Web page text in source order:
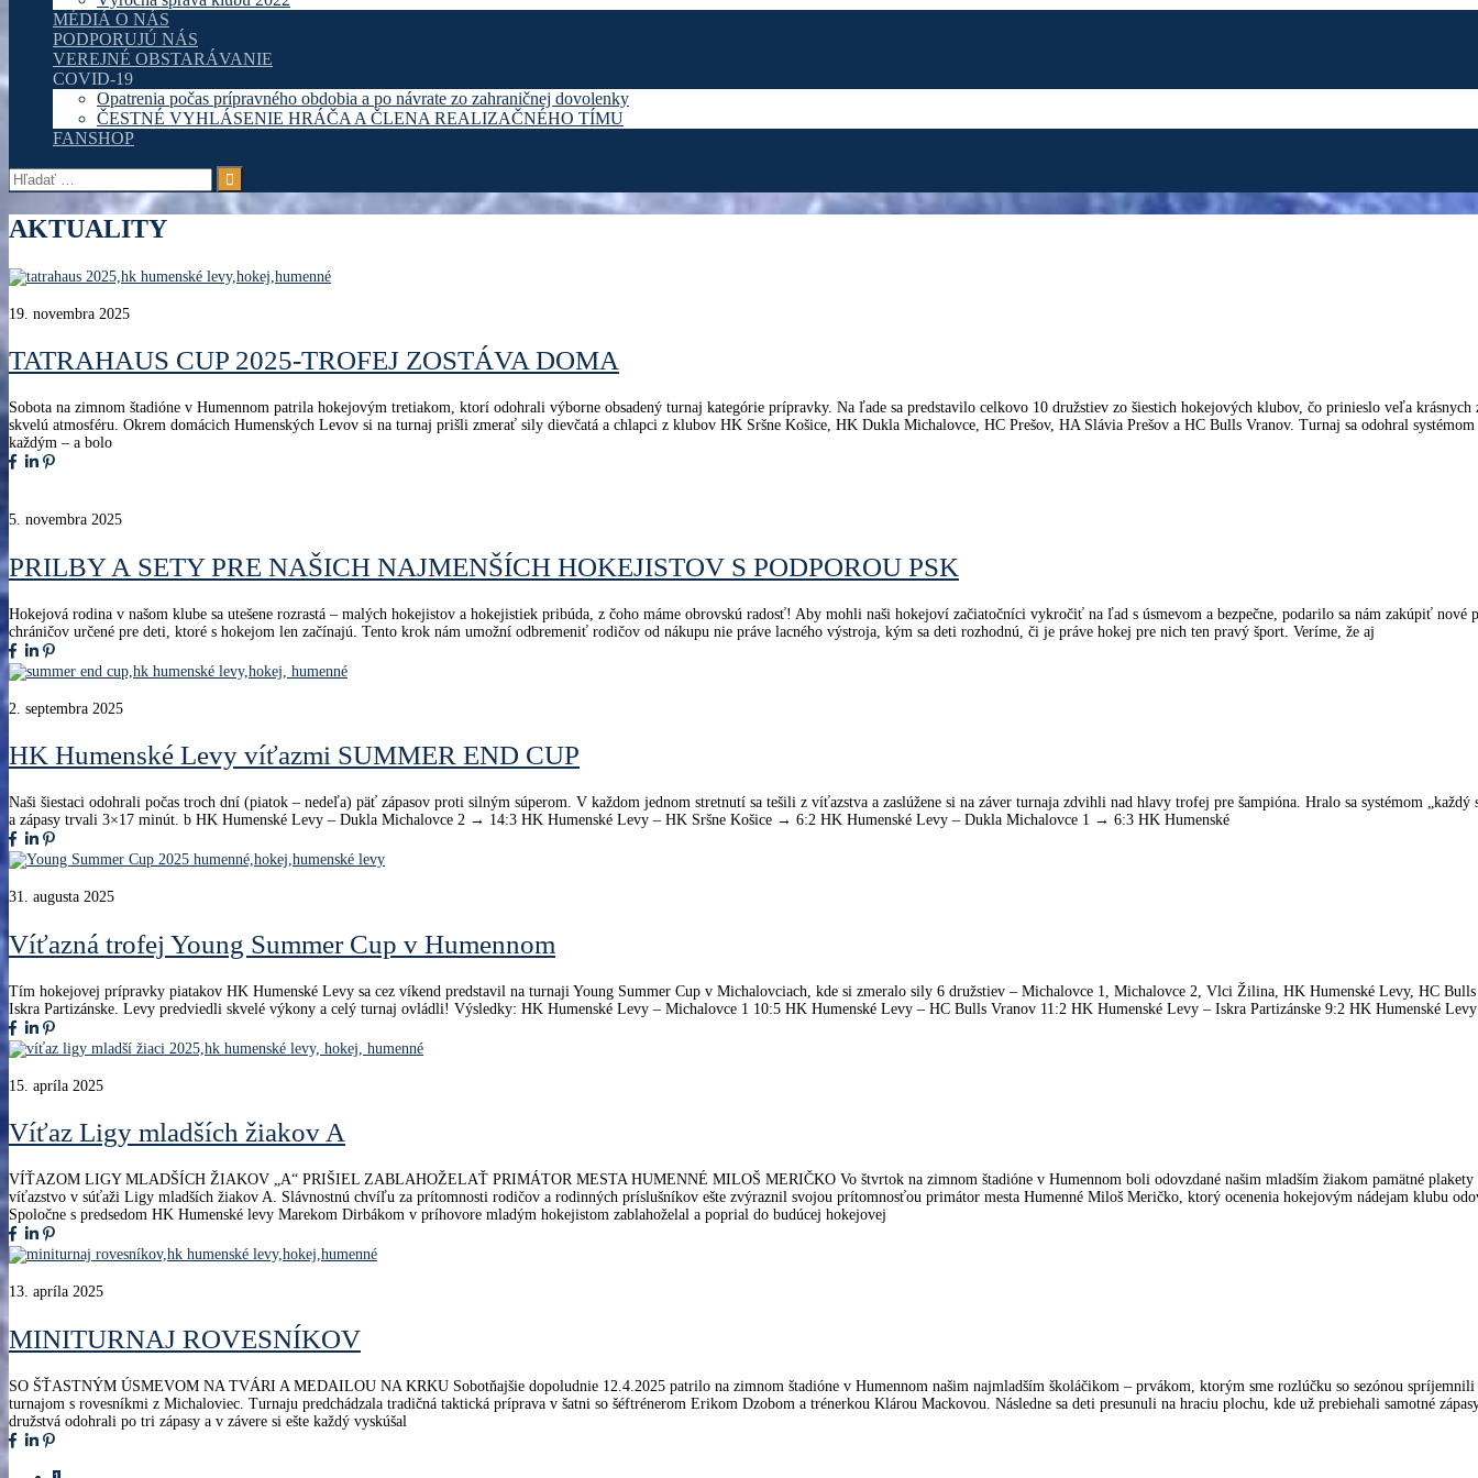
MÉDIÁ O NÁS
PODPORUJÚ NÁS
VEREJNÉ OBSTARÁVANIE
COVID-19
Opatrenia počas prípravného obdobia a po návrate zo zahraničnej dovolenky
ČESTNÉ VYHLÁSENIE HRÁČA A ČLENA REALIZAČNÉHO TÍMU
FANSHOP
Hľadať:
AKTUALITY
19. novembra 2025
TATRAHAUS CUP 2025-TROFEJ ZOSTÁVA DOMA
Sobota na zimnom štadióne v Humennom patrila hokejovým tretiakom, ktorí odohrali výborne obsadený turnaj kategórie prípravky. Na ľade sa predstavilo celkovo 10 družstiev zo šiestich hokejových klubov, čo prinieslo veľa krásnych
skvelú atmosféru. Okrem domácich Humenských Levov si na turnaj prišli zmerať sily dievčatá a chlapci z klubov HK Sršne Košice, HK Dukla Michalovce, HC Prešov, HA Slávia Prešov a HC Bulls Vranov. Turnaj sa odohral systémom
každým – a bolo
5. novembra 2025
PRILBY A SETY PRE NAŠICH NAJMENŠÍCH HOKEJISTOV S PODPOROU PSK
Hokejová rodina v našom klube sa utešene rozrastá – malých hokejistov a hokejistiek pribúda, z čoho máme obrovskú radosť! Aby mohli naši hokejoví začiatočníci vykročiť na ľad s úsmevom a bezpečne, podarilo sa nám zakúpiť nové
chráničov určené pre deti, ktoré s hokejom len začínajú. Tento krok nám umožní odbremeniť rodičov od nákupu nie práve lacného výstroja, kým sa deti rozhodnú, či je práve hokej pre nich ten pravý šport. Veríme, že aj
2. septembra 2025
HK Humenské Levy víťazmi SUMMER END CUP
Naši šiestaci odohrali počas troch dní (piatok – nedeľa) päť zápasov proti silným súperom. V každom jednom stretnutí sa tešili z víťazstva a zaslúžene si na záver turnaja zdvihli nad hlavy trofej pre šampióna. Hralo sa systémom „každý
a zápasy trvali 3×17 minút. b HK Humenské Levy – Dukla Michalovce 2 → 14:3 HK Humenské Levy – HK Sršne Košice → 6:2 HK Humenské Levy – Dukla Michalovce 1 → 6:3 HK Humenské
31. augusta 2025
Víťazná trofej Young Summer Cup v Humennom
Tím hokejovej prípravky piatakov HK Humenské Levy sa cez víkend predstavil na turnaji Young Summer Cup v Michalovciach, kde si zmeralo sily 6 družstiev – Michalovce 1, Michalovce 2, Vlci Žilina, HK Humenské Levy, HC
Iskra Partizánske. Levy predviedli skvelé výkony a celý turnaj ovládli! Výsledky: HK Humenské Levy – Michalovce 1 10:5 HK Humenské Levy – HC Bulls Vranov 11:2 HK Humenské Levy – Iskra Partizánske 9:2 HK Humenské
15. apríla 2025
Víťaz Ligy mladších žiakov A
VÍŤAZOM LIGY MLADŠÍCH ŽIAKOV „A“ PRIŠIEL ZABLAHOŽELAŤ PRIMÁTOR MESTA HUMENNÉ MILOŠ MERIČKO Vo štvrtok na zimnom štadióne v Humennom boli odovzdané našim mladším žiakom pamätné plakety
víťazstvo v súťaži Ligy mladších žiakov A. Slávnostnú chvíľu za prítomnosti rodičov a rodinných príslušníkov ešte zvýraznil svojou prítomnosťou primátor mesta Humenné Miloš Meričko, ktorý ocenenia hokejovým nádejam klubu
Spoločne s predsedom HK Humenské levy Marekom Dirbákom v príhovore mladým hokejistom zablahoželal a poprial do budúcej hokejovej
13. apríla 2025
MINITURNAJ ROVESNÍKOV
SO ŠŤASTNÝM ÚSMEVOM NA TVÁRI A MEDAILOU NA KRKU Sobotňajšie dopoludnie 12.4.2025 patrilo na zimnom štadióne v Humennom našim najmladším školáčikom – prvákom, ktorým sme rozlúčku so sezónou
turnajom s rovesníkmi z Michaloviec. Turnaju predchádzala tradičná taktická príprava v šatni so šéftrénerom Erikom Dzobom a trénerkou Klárou Mackovou. Následne sa deti presunuli na hraciu plochu, kde už prebiehali samotné
družstvá odohrali po tri zápasy a v závere si ešte každý vyskúšal